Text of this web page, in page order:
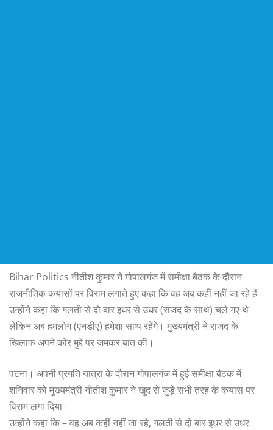
Bihar Politics नीतीश कुमार ने गोपालगंज में समीक्षा बैठक के दौरान
राजनीतिक कयासों पर विराम लगाते हुए कहा कि वह अब कहीं नहीं जा रहे हैं।
उन्होंने कहा कि गलती से दो बार इधर से उधर (राजद के साथ) चले गए थे
लेकिन अब हमलोग (एनडीए) हमेशा साथ रहेंगे। मुख्यमंत्री ने राजद के
खिलाफ अपने कोर मुद्दे पर जमकर बात की।
पटना। अपनी प्रगति यात्रा के दौरान गोपालगंज में हुई समीक्षा बैठक में
शनिवार को मुख्यमंत्री नीतीश कुमार ने खुद से जुड़े सभी तरह के कयास पर
विराम लगा दिया।
उन्होंने कहा कि – वह अब कहीं नहीं जा रहे, गलती से दो बार इधर से उधर